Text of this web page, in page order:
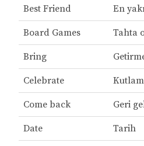
Best Friend En
Board Games Tahta
Bring
Celebrate
Come back Geri
Date Tarih